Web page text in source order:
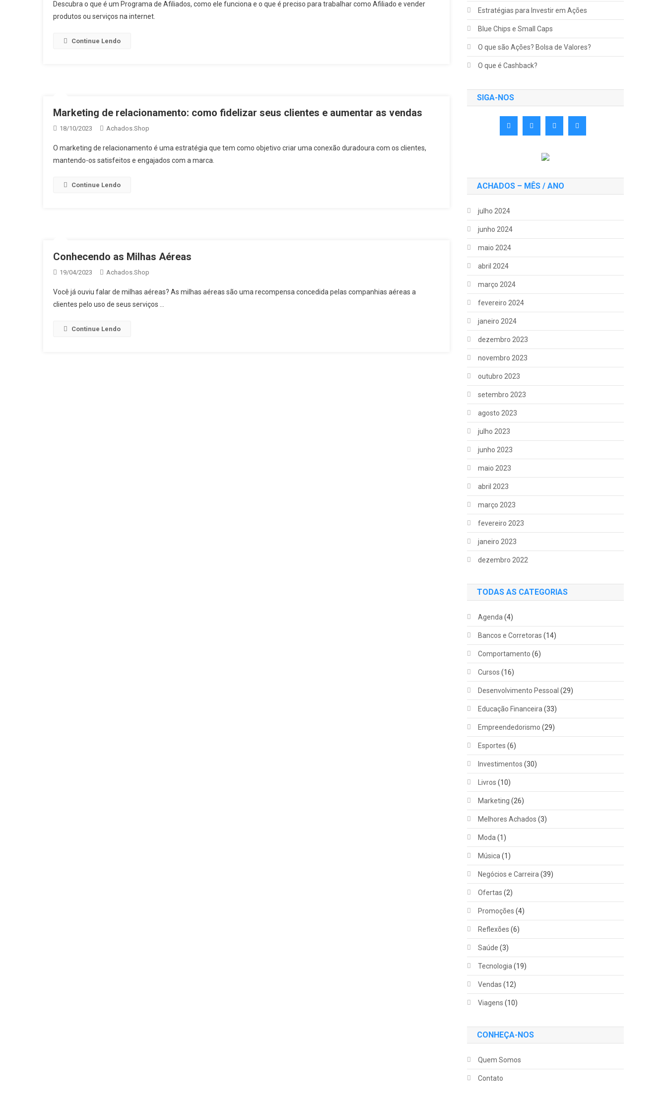
Descubra o que é um Programa de Afiliados, como ele funciona e o que é preciso para trabalhar como Afiliado e vender
produtos ou serviços na internet.
Continue Lendo
Marketing de relacionamento: como fidelizar seus clientes e aumentar as vendas
18/10/2023 Achados.Shop
O marketing de relacionamento é uma estratégia que tem como objetivo criar uma conexão duradoura com os clientes,
mantendo-os satisfeitos e engajados com a marca.
Continue Lendo
Conhecendo as Milhas Aéreas
19/04/2023 Achados.Shop
Você já ouviu falar de milhas aéreas? As milhas aéreas são uma recompensa concedida pelas companhias aéreas a
clientes pelo uso de seus serviços …
Continue Lendo
Estratégias para Investir em Ações
Blue Chips e Small Caps
O que são Ações? Bolsa de Valores?
O que é Cashback?
SIGA-NOS
ACHADOS – MÊS / ANO
julho 2024
junho 2024
maio 2024
abril 2024
março 2024
fevereiro 2024
janeiro 2024
dezembro 2023
novembro 2023
outubro 2023
setembro 2023
agosto 2023
julho 2023
junho 2023
maio 2023
abril 2023
março 2023
fevereiro 2023
janeiro 2023
dezembro 2022
TODAS AS CATEGORIAS
Agenda (4)
Bancos e Corretoras (14)
Comportamento (6)
Cursos (16)
Desenvolvimento Pessoal (29)
Educação Financeira (33)
Empreendedorismo (29)
Esportes (6)
Investimentos (30)
Livros (10)
Marketing (26)
Melhores Achados (3)
Moda (1)
Música (1)
Negócios e Carreira (39)
Ofertas (2)
Promoções (4)
Reflexões (6)
Saúde (3)
Tecnologia (19)
Vendas (12)
Viagens (10)
CONHEÇA-NOS
Quem Somos
Contato